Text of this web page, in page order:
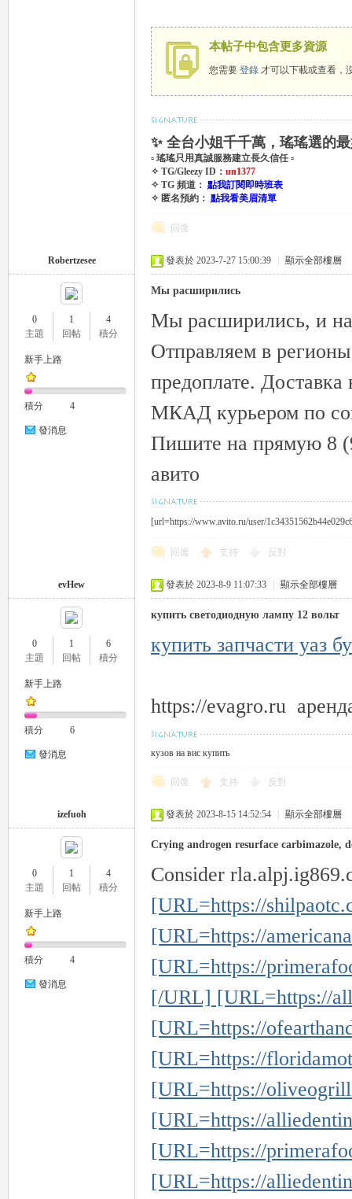
本帖子中包含更多資源
您需要 登錄 才可以下載或查看，
✨ 全台小姐千千萬，瑤瑤選的
▫ 瑤瑤只用真誠服務建立長久信任 ▫
✧ TG/Gleezy ID： un1377
✧ TG 頻道： 點我訂閱即時班表
✧ 匿名預約： 點我看美眉清單
回復
Robertzesee
0
主題
1
回帖
4
積分
新手上路
積分 4
發消息
發表於 2023-7-27 15:00:39 顯示全部樓層
Мы расширились
Мы расширились, и
Отправляем в
предоплате.
МКАД курьером по
Пишите на прямую 8
авито
[url=https://www.avito.ru/user/
回復 支持 反對
evHew
0
主題
1
回帖
6
積分
新手上路
積分 6
發消息
發表於 2023-8-9 11:07:33 顯示全部樓層
купить светодиодную лампу 12 вольт
купить запчасти уаз
https://evagro.ru
кузов на вис купить
回復 支持 反對
izefuoh
0
主題
1
回帖
4
積分
新手上路
積分 4
發消息
發表於 2023-8-15 14:52:54 顯示全部樓層
Crying androgen resurface carbimazole,
Consider
[URL=https://
[URL=https://
[URL=https://
[/URL] [URL=https://
[URL=https://
[URL=https://
[URL=https://
[URL=https://
[URL=https://
[URL=https://